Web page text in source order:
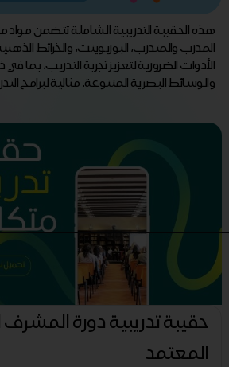
هذه الحقيبة التدريبية الشاملة تتضمن مواد
المدرب والمتدرب، البوربوينت، والخرائط
الأدوات الضرورية لتعزيز تجربة التدريب، بما
والوسائط البصرية المتنوعة. مثالية لبرامج
حقيبة تدريبية دورة المشرف
المعتمد